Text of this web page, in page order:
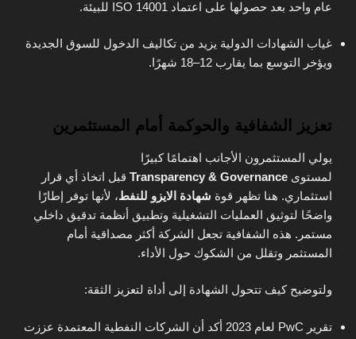
عام واحد بعد حصولها على اعتماد ISO 14001 للبيئة.
غياب الشهادات الدولية يزيد من تكاليف الدخول للسوق الجديدة
ويؤخر التوسع بما يقارب 12–18 شهرًا.
تعزيز الشفافية والحوكمة أمام المستثمرين
يولي المستثمرون الأجانب اهتمامًا كبيرًا
لمستوى Transparency & Governance قبل اتخاذ أي قرار
استثماري. هنا تظهر قوة شهادة الايزو للنفط، لأنها توفر إطارًا
واضحًا لتوثيق العمليات التشغيلية وتطبيق أنظمة تدقيق داخلي
مستمر. هذه الشفافية تجعل الشركة أكثر مصداقية أمام
المستثمر وتقلل من الشكوك حول الأداء.
ولتوضيح كيف تتحول الشهادة إلى أداة لتعزيز الثقة:
تقرير PwC لعام 2023 أكد أن الشركات النفطية المعتمدة عززت